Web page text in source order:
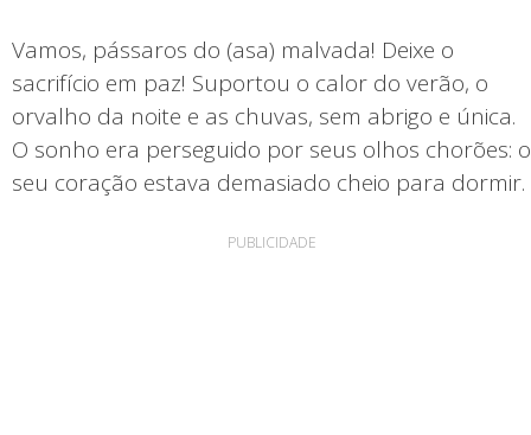
Vamos, pássaros do (asa) malvada! Deixe o
sacrifício em paz! Suportou o calor do verão, o
orvalho da noite e as chuvas, sem abrigo e única.
O sonho era perseguido por seus olhos chorões: o
seu coração estava demasiado cheio para dormir.
PUBLICIDADE